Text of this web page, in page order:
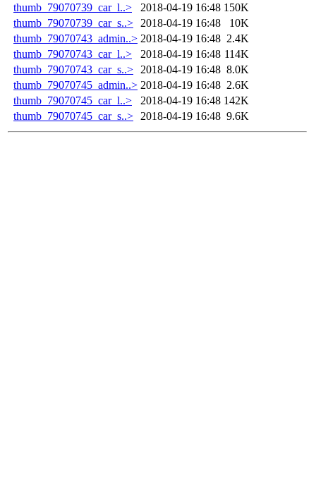
thumb_79070739_car_l..>
2018-04-19 16:48 150K
thumb_79070739_car_s..>
2018-04-19 16:48
10K
thumb_79070743_admin..> 2018-04-19 16:48 2.4K
thumb_79070743_car_l..>
2018-04-19 16:48 114K
thumb_79070743_car_s..>
2018-04-19 16:48 8.0K
thumb_79070745_admin..> 2018-04-19 16:48 2.6K
thumb_79070745_car_l..>
2018-04-19 16:48 142K
thumb_79070745_car_s..>
2018-04-19 16:48 9.6K